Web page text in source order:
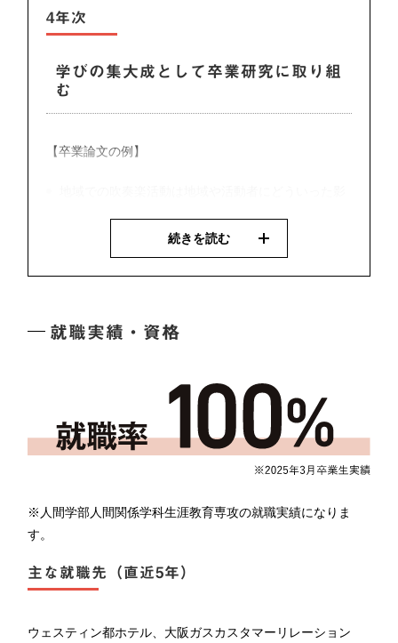
ションの具体的な技法についての知識を踏まえなが
ます。
本科目は履修プログラムごとに分かれた演習科目で
す。各履修プログラムに沿ったテーマにおいて問題意
4年次
続きを読む
学びの集大成として卒業研究に取り組
む
【卒業論文の例】
地域の伝統行事の担い手に関する研究―伝統行事に
例―
就職実績・資格
※人間学部人間関係学科生涯教育専攻の就職実績になりま
す。
主な就職先（直近5年）
ウェスティン都ホテル、大阪ガスカスタマーリレーション